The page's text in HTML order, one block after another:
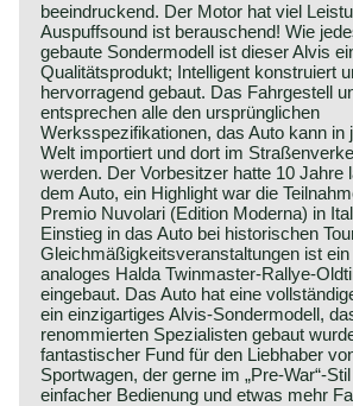
beeindruckend. Der Motor hat viel
Auspuffsound ist berauschend! Wie
gebaute Sondermodell ist dieser Alvis
Qualitätsprodukt; Intelligent konstruiert
hervorragend gebaut. Das Fahrgestell
entsprechen alle den ursprünglichen
Werksspezifikationen, das Auto kann in
Welt importiert und dort im
werden. Der Vorbesitzer hatte 10 Jahre
dem Auto, ein Highlight war die
Premio Nuvolari (Edition Moderna) in
Einstieg in das Auto bei historischen
Gleichmäßigkeitsveranstaltungen ist
analoges Halda Twinmaster-Rallye-
eingebaut. Das Auto hat eine
ein einzigartiges Alvis-Sondermodell,
renommierten Spezialisten gebaut
fantastischer Fund für den Liebhaber
Sportwagen, der gerne im „Pre-War“-
einfacher Bedienung und etwas mehr